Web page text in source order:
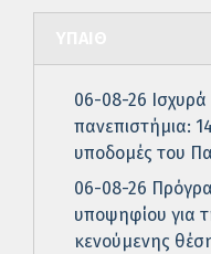
06-08-26
πανεπιστήμια:
υποδομές του
06-08-26
υποψηφίου για
κενούμενης